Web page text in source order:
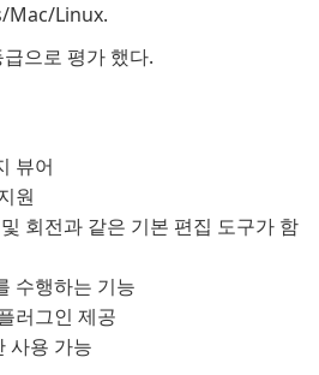
Mac/Linux.
으로 평가 했다.
뷰어
원
회전과 같은 기본 편집 도구가 함
수행하는 기능
러그인 제공
사용 가능